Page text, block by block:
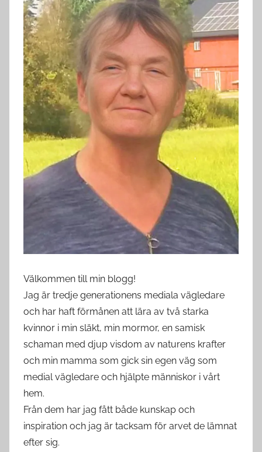
Välkommen till min blogg!
Jag är tredje generationens mediala vägledare
och har haft förmånen att lära av två starka
kvinnor i min släkt, min mormor, en samisk
schaman med djup visdom av naturens krafter
och min mamma som gick sin egen väg som
medial vägledare och hjälpte människor i vårt
hem.
Från dem har jag fått både kunskap och
inspiration och jag är tacksam för arvet de lämnat
efter sig.